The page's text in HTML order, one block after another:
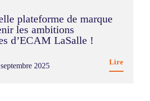
plateforme de marque
les ambitions
d’ECAM LaSalle !
2025 Lire